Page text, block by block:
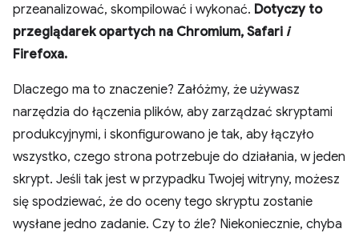
przeanalizować, skompilować i wykonać. Dotyczy to
przeglądarek opartych na Chromium, Safari i
Firefoxa.
Dlaczego ma to znaczenie? Załóżmy, że używasz
narzędzia do łączenia plików, aby zarządzać skryptami
produkcyjnymi, i skonfigurowano je tak, aby łączyło
wszystko, czego strona potrzebuje do działania, w jeden
skrypt. Jeśli tak jest w przypadku Twojej witryny, możesz
się spodziewać, że do oceny tego skryptu zostanie
wysłane jedno zadanie. Czy to źle? Niekoniecznie, chyba